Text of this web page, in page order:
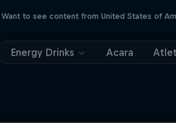
Want to see content from United States of
Energy Drinks Acara Atlet